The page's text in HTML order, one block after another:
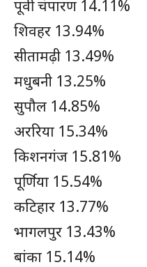
पूर्वी चंपारण 14.11%
शिवहर 13.94%
सीतामढ़ी 13.49%
मधुबनी 13.25%
सुपौल 14.85%
अररिया 15.34%
किशनगंज 15.81%
पूर्णिया 15.54%
कटिहार 13.77%
भागलपुर 13.43%
बांका 15.14%